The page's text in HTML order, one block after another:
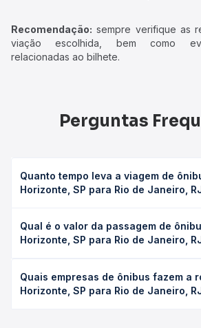
Recomendação: sempre verifique as
viação escolhida, bem como
relacionadas ao bilhete.
Perguntas
Quanto tempo leva a viagem de
Horizonte, SP para Rio de Janeiro,
Janeiro, RJ - Novo Rio leva em média
variar conforme a viação, o tipo de
duração exata de cada opção na data
Qual é o valor da passagem de
Horizonte, SP para Rio de Janeiro,
para Rio de Janeiro, RJ - Novo Rio
360,39 e varia conforme a data da
Quais empresas de ônibus fazem a
Horizonte, SP para Rio de Janeiro,